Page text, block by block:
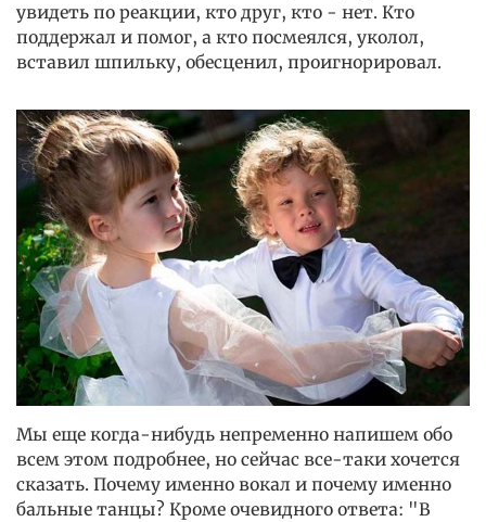
увидеть по реакции, кто друг, кто - нет. Кто
поддержал и помог, а кто посмеялся, уколол,
вставил шпильку, обесценил, проигнорировал.
Мы еще когда-нибудь непременно напишем обо
всем этом подробнее, но сейчас все-таки хочется
сказать. Почему именно вокал и почему именно
бальные танцы? Кроме очевидного ответа: "В